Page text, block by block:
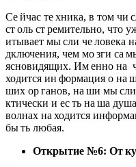
Се йчас те хника, в том чи
ст оль ст ремительно, что
итывает мы сли че ловека
дключения, чем мо зги са
ясновидящих. Им енно на
ходится ин формация о на
ших ор ганов, на ши мы
ктически и ес ть на ша
волнах на ходится
бы ть любая.
Открытие №6: От